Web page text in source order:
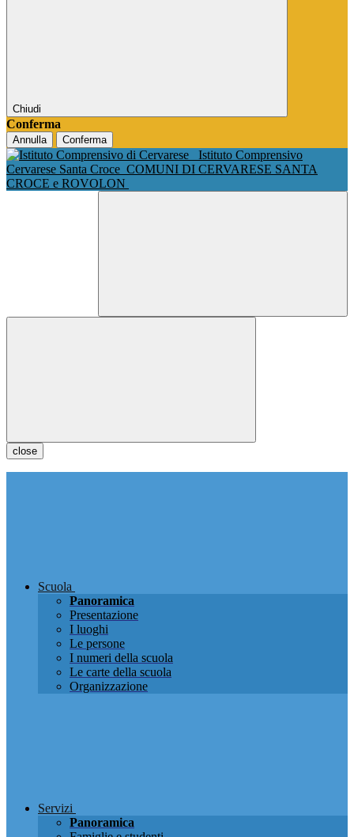
Chiudi
Conferma
Annulla Conferma
Istituto Comprensivo
Cervarese Santa Croce COMUNI DI CERVARESE SANTA
CROCE e ROVOLON
close
Scuola
Panoramica
Presentazione
I luoghi
Le persone
I numeri della scuola
Le carte della scuola
Organizzazione
Servizi
Panoramica